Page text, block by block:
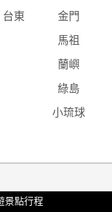
台東 金門
馬祖
蘭嶼
綠島
小琉球
景點行程